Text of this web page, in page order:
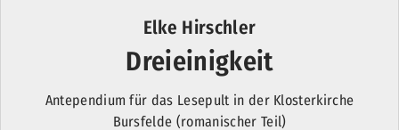
Elke Hirschler
Dreieinigkeit
Antependium für das Lesepult in der Klosterkirche
Bursfelde (romanischer Teil)